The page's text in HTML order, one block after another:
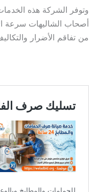
أصحاب الشاليهات سرعة
من تفاقم الأضرار